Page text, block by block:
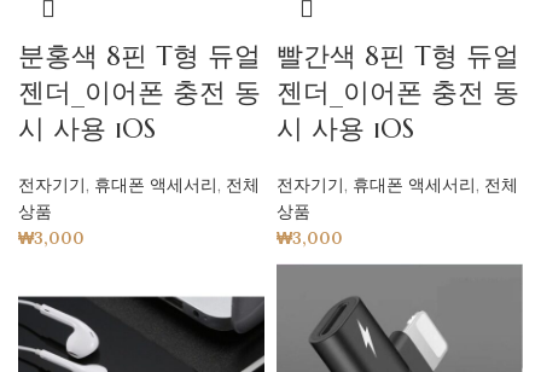
분홍색 8핀 T형 듀얼
젠더_이어폰 충전 동
시 사용 iOS
전자기기, 휴대폰 액세서리, 전체
상품
₩3,000
빨간색 8핀 T형 듀얼
젠더_이어폰 충전 동
시 사용 iOS
전자기기, 휴대폰 액세서리, 전체
상품
₩3,000